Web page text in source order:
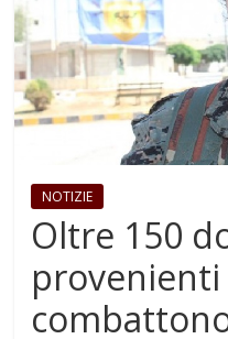
NOTIZIE
Oltre 150